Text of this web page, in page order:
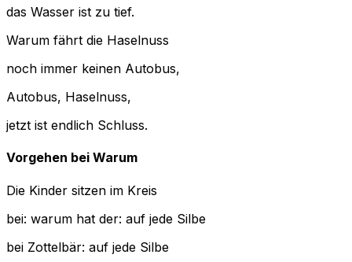
das Wasser ist zu tief.
Warum fährt die Haselnuss
noch immer keinen Autobus,
Autobus, Haselnuss,
jetzt ist endlich Schluss.
Vorgehen bei Warum
Die Kinder sitzen im Kreis
bei: warum hat der: auf jede Silbe
bei Zottelbär: auf jede Silbe